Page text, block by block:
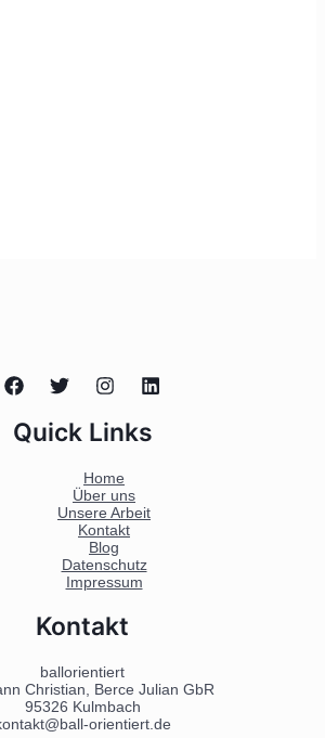
Quick Links
Home
Über uns
Unsere Arbeit
Kontakt
Blog
Datenschutz
Impressum
Kontakt
ballorientiert
Christian, Berce Julian GbR
95326 Kulmbach
orientiert.de